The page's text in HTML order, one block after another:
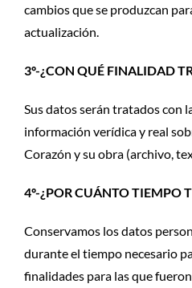
cambios que se produzcan
actualización.
3º-¿CON QUÉ FINALIDAD
Sus datos serán tratados con
información verídica y real
Corazón y su obra (archivo,
4º-¿POR CUÁNTO TIEMPO
Conservamos los datos
durante el tiempo necesario
finalidades para las que